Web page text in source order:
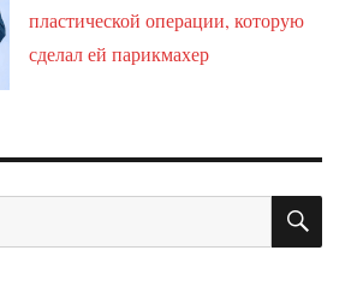
пластической операции, которую
сделал ей парикмахер